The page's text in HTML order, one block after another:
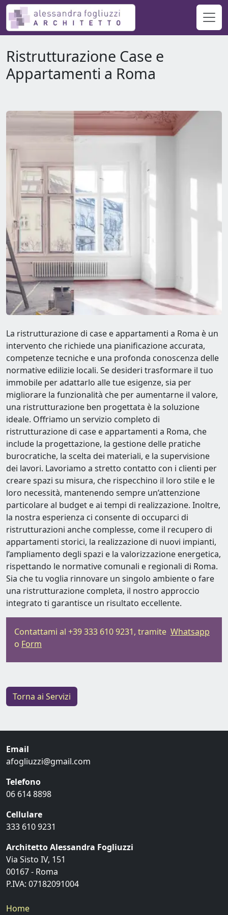
Ristrutturazione Case e
Appartamenti a Roma
La ristrutturazione di case e appartamenti a Roma è un
intervento che richiede una pianificazione accurata,
competenze tecniche e una profonda conoscenza delle
normative edilizie locali. Se desideri trasformare il tuo
immobile per adattarlo alle tue esigenze, sia per
migliorare la funzionalità che per aumentarne il valore,
una ristrutturazione ben progettata è la soluzione
ideale. Offriamo un servizio completo di
ristrutturazione di case e appartamenti a Roma, che
include la progettazione, la gestione delle pratiche
burocratiche, la scelta dei materiali, e la supervisione
dei lavori. Lavoriamo a stretto contatto con i clienti per
creare spazi su misura, che rispecchino il loro stile e le
loro necessità, mantenendo sempre un’attenzione
particolare al budget e ai tempi di realizzazione. Inoltre,
la nostra esperienza ci consente di occuparci di
ristrutturazioni anche complesse, come il recupero di
appartamenti storici, la realizzazione di nuovi impianti,
l’ampliamento degli spazi e la valorizzazione energetica,
rispettando le normative comunali e regionali di Roma.
Sia che tu voglia rinnovare un singolo ambiente o fare
una ristrutturazione completa, il nostro approccio
integrato ti garantisce un risultato eccellente.
Contattami al +39 333 610 9231, tramite Whatsapp
o Form
Torna ai Servizi
Email
afogliuzzi@gmail.com
Telefono
06 614 8898
Cellulare
333 610 9231
Architetto Alessandra Fogliuzzi
Via Sisto IV, 151
00167 - Roma
P.IVA: 07182091004
Home